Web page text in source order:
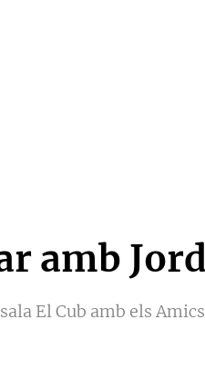
amb
El Cub amb els